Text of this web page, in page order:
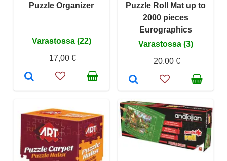
Puzzle Organizer
Varastossa (22)
17,00 €
Puzzle Roll Mat up to
2000 pieces
Eurographics
Varastossa (3)
20,00 €